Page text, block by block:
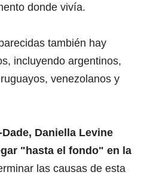
donde vivía.
también hay
incluyendo argentinos,
venezolanos y
Daniella Levine
"hasta el fondo" en la
las causas de esta